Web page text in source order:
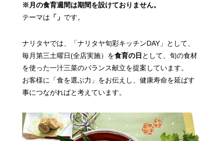
※月の食育週間は期間を設けておりません。
テーマは 「」 です。
ナリタヤでは、「ナリタヤ旬彩キッチンDAY」として、
毎月第三土曜日(全店実施）を食育の日 として、 旬の食材
を使った一汁三菜のバランス献立を提案しています。
お客様に「食を選ぶ力」をお伝えし、健康寿命を延ばす
事につながればと考えています。